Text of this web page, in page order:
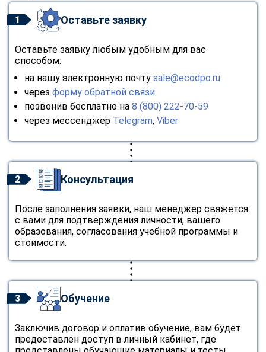
1 Оставьте заявку
Оставьте заявку любым удобным для вас
способом:
на нашу электронную почту sale@ecodpo.ru
через форму обратной связи
позвонив бесплатно на 8 (800) 222-70-59
через мессенджер Telegram, Viber
2 Консультация
После заполнения заявки, наш менеджер свяжется
с вами для подтверждения личности, вашего
образования, согласования учебной программы и
стоимости.
3 Обучение
Заключив договор и оплатив обучение, вам будет
предоставлен доступ в личный кабинет, где